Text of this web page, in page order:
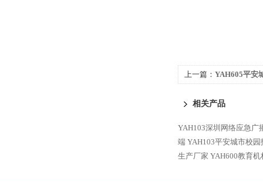
上一篇： YAH605平安
相关产品
YAH103深圳网络应急广
端 YAH103平安城市校
生产厂家 YAH600教育